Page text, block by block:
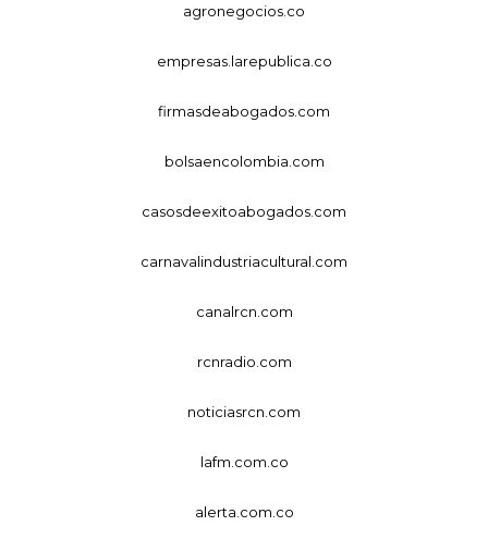
agronegocios.co
empresas.larepublica.co
firmasdeabogados.com
bolsaencolombia.com
casosdeexitoabogados.com
carnavalindustriacultural.com
canalrcn.com
rcnradio.com
noticiasrcn.com
lafm.com.co
alerta.com.co